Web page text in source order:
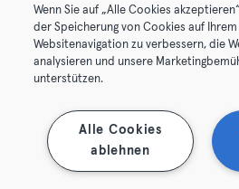
© 2026 Urban Sports Group
Términos y condiciones
Rescindir contratos aquí
Wenn Sie auf „Alle Cookies
der Speicherung von Cookies auf
Websitenavigation zu verbessern, die
analysieren und unsere
unterstützen.
Alle Cookies
ablehnen